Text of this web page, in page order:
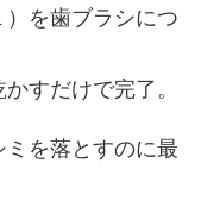
を歯ブラシにつ
すだけで完了。
を落とすのに最